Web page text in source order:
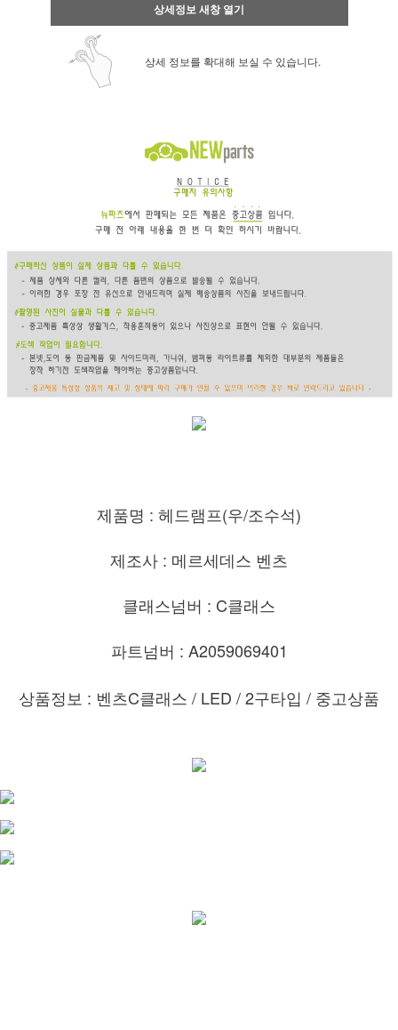
상세정보 새창 열기
상세 정보를 확대해 보실 수 있습니다.
제품명 : 헤드램프(우/조수석)
제조사 : 메르세데스 벤츠
클래스넘버 : C클래스
파트넘버 : A2059069401
상품정보 : 벤츠C클래스 / LED / 2구타입 / 중고상품